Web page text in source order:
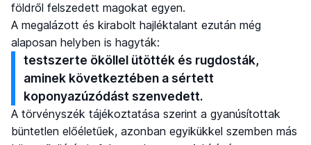
földről felszedett magokat egyen.
A megalázott és kirabolt hajléktalant ezután még
alaposan helyben is hagyták:
testszerte ököllel ütötték és rugdosták,
aminek következtében a sértett
koponyazúzódást szenvedett.
A törvényszék tájékoztatása szerint a gyanúsítottak
büntetlen előéletűek, azonban egyikükkel szemben más